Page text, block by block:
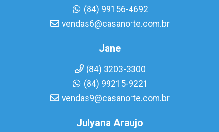
(84) 99156-4692
vendas6@casanorte.com.br
Jane
(84) 3203-3300
(84) 99215-9221
vendas9@casanorte.com.br
Julyana Araujo